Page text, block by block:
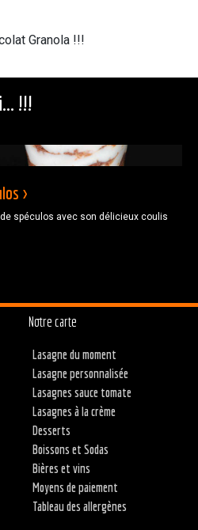
Granola !!!
!!!
>
spéculos avec son délicieux coulis
Notre carte
Lasagne du moment
Lasagne personnalisée
Lasagnes sauce tomate
Lasagnes à la crème
Desserts
Boissons et Sodas
Bières et vins
Moyens de paiement
Tableau des allergènes